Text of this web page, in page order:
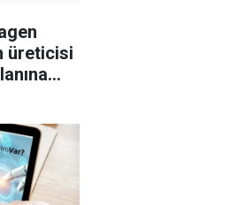
üreticisi